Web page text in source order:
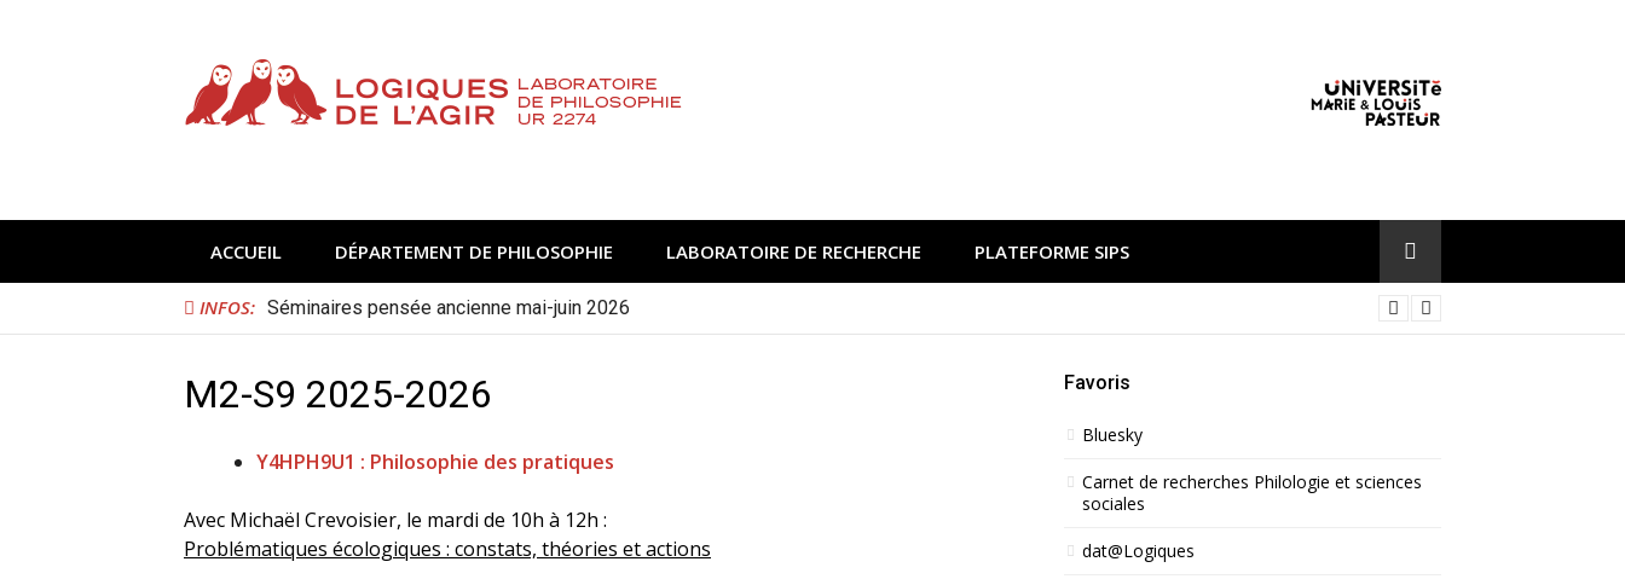
ACCUEIL DÉPARTEMENT DE PHILOSOPHIE LABORATOIRE DE RECHERCHE PLATEFORME SIPS
INFOS: Séminaires pensée ancienne mai-juin 2026
Conférences hors les murs mai-juin-juillet 2026
M2-S9 2025-2026
Y4HPH9U1 : Philosophie des pratiques
Avec Michaël Crevoisier, le mardi de 10h à 12h :
Problématiques écologiques : constats, théories et actions
Favoris
Bluesky
Carnet de recherches Philologie et sciences
sociales
dat@Logiques